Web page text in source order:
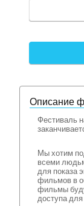
Описание
Фестиваль
Мы хотим
всеми
для показа
фильмов в
фильмы
доступа